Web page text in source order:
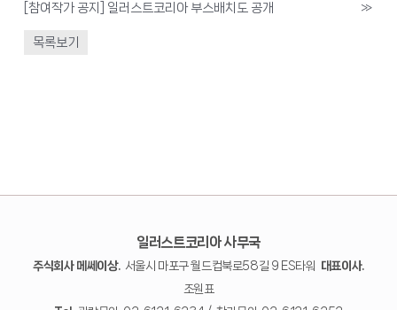
[참여작가 공지] 일러스트코리아 부스배치도 공개
»
목록보기
일러스트코리아 사무국
주식회사 메쎄이상.서울시 마포구 월드컵북로58길 9 ES타워
대표이사.
조원표